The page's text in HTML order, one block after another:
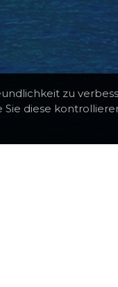
zu
diese